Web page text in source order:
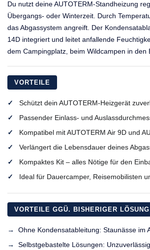
Du nutzt deine AUTOTERM-Standheizung
Übergangs- oder Winterzeit. Durch
das Abgassystem angreift. Der
14D integriert und leitet anfallende
dem Campingplatz, beim Wildcampen in den
VORTEILE
Schützt dein AUTOTERM-Heizgerät
Passender Einlass- und
Kompatibel mit AUTOTERM Air 9D und
Verlängert die Lebensdauer deines
Kompaktes Kit – alles Nötige für den
Ideal für Dauercamper, Reisemobilisten
VORTEILE GGÜ. BISHERIGER LÖSUNG
Ohne Kondensatableitung: Staunässe im
Selbstgebastelte Lösungen: